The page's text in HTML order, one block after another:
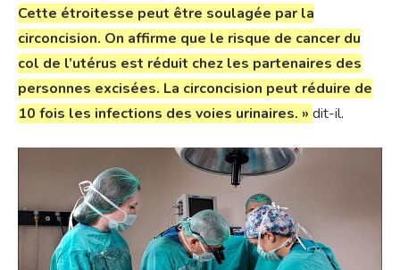
Cette étroitesse peut être soulagée par la
circoncision. On affirme que le risque de cancer du
col de l’utérus est réduit chez les partenaires des
personnes excisées. La circoncision peut réduire de
10 fois les infections des voies urinaires. » dit-il.